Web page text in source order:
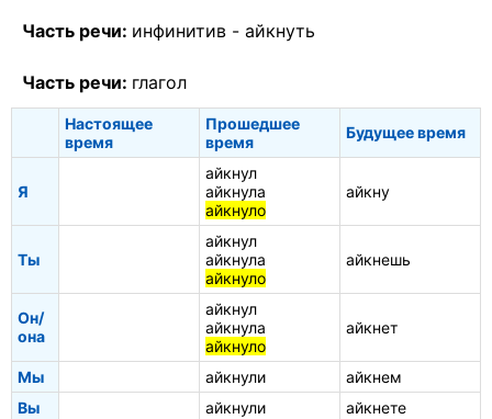
Часть речи: инфинитив - айкнуть
Часть речи: глагол
Настоящее
время
Прошедшее
время
Будущее время
Я
айкнул
айкнула
айкнуло
айкну
Ты
айкнул
айкнула
айкнуло
айкнешь
Он/
она
айкнул
айкнула
айкнуло
айкнет
Мы айкнули
айкнем
Вы
айкнули
айкнете